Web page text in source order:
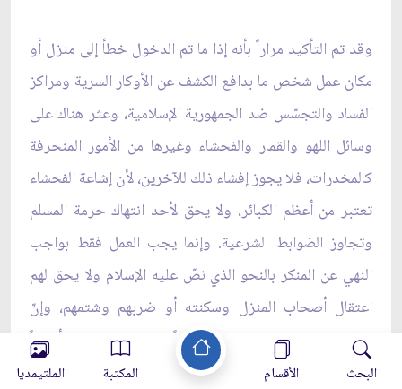
وقد تم التأكيد مراراً بأنه إذا ما تم الدخول خطأ إلى منزل أو
مكان عمل شخص ما بدافع الكشف عن الأوكار السرية ومراكز
الفساد والتجسّس ضد الجمهورية الإسلامية، وعثر هناك على
وسائل اللهو والقمار والفحشاء وغيرها من الأمور المنحرفة
كالمخدرات، فلا يجوز إفشاء ذلك للآخرين، لأن إشاعة الفحشاء
تعتبر من أعظم الكبائر، ولا يحق لأحد انتهاك حرمة المسلم
وتجاوز الضوابط الشرعية. وإنما يجب العمل فقط بواجب
النهي عن المنكر بالنحو الذي نصّ عليه الإسلام ولا يحق لهم
اعتقال أصحاب المنزل وسكنته أو ضربهم وشتمهم، وإنّ
تعدّي الحدود الإلهية يعتبر ظلماً يوجب التعزير وأحياناً
القصاص.
البحث الأقسام المكتبة الملتيمديا